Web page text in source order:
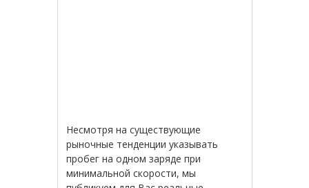
Несмотря на существующие
рыночные тенденции указывать
пробег на одном заряде при
минимальной скорости, мы